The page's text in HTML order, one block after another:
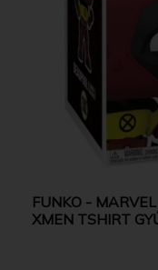
FUNKO -
XMEN TSHIRT